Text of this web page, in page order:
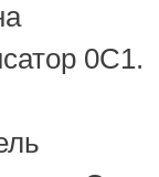
0С1.